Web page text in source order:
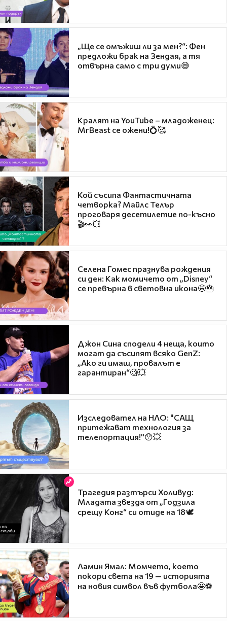
„Ще се омъжиш ли за мен?“: Фен
предложи брак на Зендая, а тя
отвърна само с три думи😅
Кралят на YouTube – младоженец:
MrBeast се ожени!💍🥰
Кой съсипа Фантастичната
четворка? Майлс Телър
проговаря десетилетие по-късно
🎬👀💥
Селена Гомес празнува рождения
си ден: Как момичето от „Disney“
се превърна в световна икона🤩🎂
Джон Сина сподели 4 неща, които
могат да съсипят всяко GenZ:
„Ако ги имаш, провалът е
гарантиран“🧐💥
Изследовател на НЛО: "САЩ
притежават технология за
телепортация!"😯💥
Трагедия разтърси Холивуд:
Младата звезда от „Годзила
срещу Конг“ си отиде на 18🕊️
Ламин Ямал: Момчето, което
покори света на 19 — историята
на новия символ във футбола🤩⚽